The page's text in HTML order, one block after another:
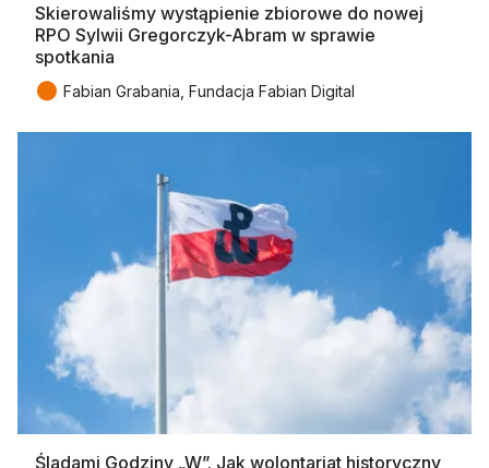
Skierowaliśmy wystąpienie zbiorowe do nowej
RPO Sylwii Gregorczyk-Abram w sprawie
spotkania
● Fabian Grabania, Fundacja Fabian Digital
Śladami Godziny „W”. Jak wolontariat historyczny